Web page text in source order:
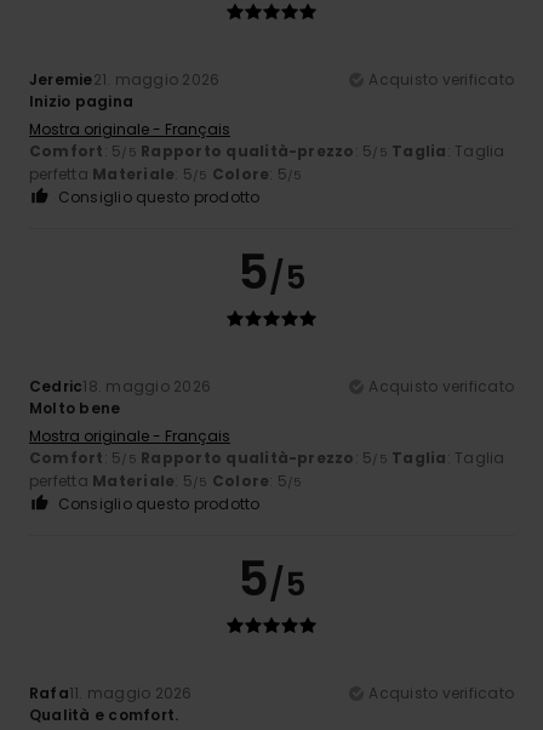
Jeremie21. maggio 2026
Acquisto verificato
Inizio pagina
Mostra originale - Français
Comfort: 5 /5 Rapporto qualità-prezzo: 5 /5 Taglia: Taglia
perfetta Materiale: 5 /5 Colore: 5 /5
Consiglio questo prodotto
5/5
Cedric18. maggio 2026
Acquisto verificato
Molto bene
Mostra originale - Français
Comfort: 5 /5 Rapporto qualità-prezzo: 5 /5 Taglia: Taglia
perfetta Materiale: 5 /5 Colore: 5 /5
Consiglio questo prodotto
5/5
Rafa11. maggio 2026
Acquisto verificato
Qualità e comfort.